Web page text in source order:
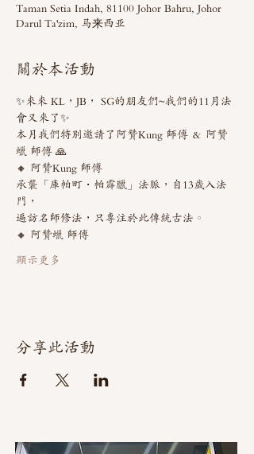
Taman Setia Indah, 81100 Johor Bahru, Johor
Darul Ta'zim, 马来西亚
關於本活動
✨來來 KL，JB， SG的朋友們~我們的11月法
會又來了✨
本月我們特別邀請了阿贊Kung 師傅 ＆ 阿贊
蠟 師傅 🙏
🔸 阿贊Kung 師傅
承襲「庫帕町・帕霹臘」法脈，自13歲入法
門，
遍訪名師修法，只專注於此傳統古法。
🔸 阿贊蠟 師傅
顯示更多
分享此活動